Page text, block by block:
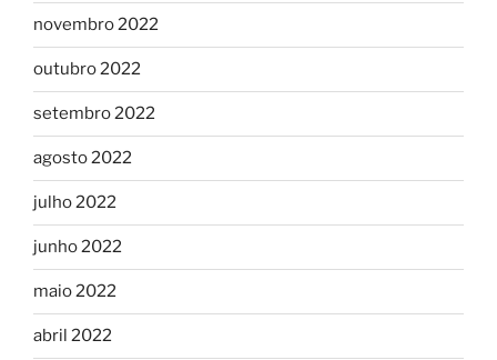
novembro 2022
outubro 2022
setembro 2022
agosto 2022
julho 2022
junho 2022
maio 2022
abril 2022